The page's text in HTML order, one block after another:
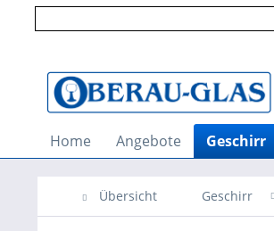
Home Angebote Geschirr
Übersicht Geschirr